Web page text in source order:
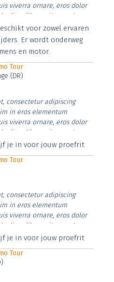
viverra ornare, eros dolor
diam libero vitae erat.
cursus id rutrum lorem
risus tristique posuere.
voor zowel ervaren
Er wordt onderweg
en motor.
Tour
(DR)
consectetur adipiscing
in eros elementum
viverra ornare, eros dolor
diam libero vitae erat.
cursus id rutrum lorem
je in voor jouw proefrit
Tour
consectetur adipiscing
in eros elementum
viverra ornare, eros dolor
diam libero vitae erat.
cursus id rutrum lorem
je in voor jouw proefrit
Tour